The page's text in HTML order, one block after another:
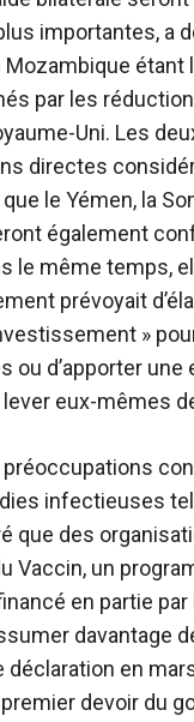
importantes, a
Mozambique étant
par les
Uni. Les
directes
le Yémen, la
également
le même temps,
prévoyait
»
ou d’apporter une
lever eux-mêmes
préoccupations
infectieuses
que des
Vaccin, un
en partie par
davantage
déclaration en
devoir du